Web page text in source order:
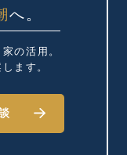
へ。
の活用。
ます。